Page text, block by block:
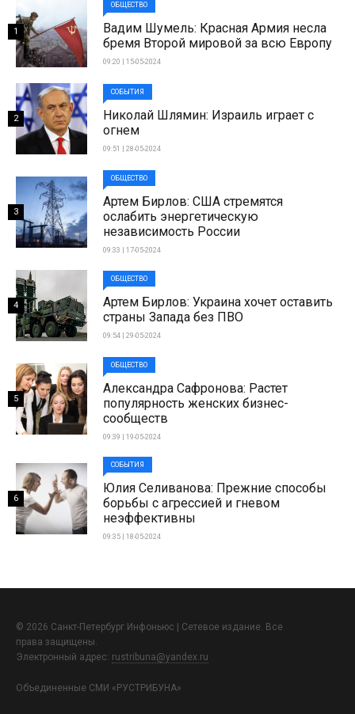
ОБЩЕСТВО
Вадим Шумель: Красная Армия несла
бремя Второй мировой за всю Европу
09:20 | 15-05-2024
1
СОБЫТИЯ
Николай Шлямин: Израиль играет с
огнем
09:51 | 28-05-2024
2
ОБЩЕСТВО
Артем Бирлов: США стремятся
ослабить энергетическую
независимость России
09:33 | 17-05-2024
3
ОБЩЕСТВО
Артем Бирлов: Украина хочет оставить
страны Запада без ПВО
09:54 | 29-05-2024
4
ОБЩЕСТВО
Александра Сафронова: Растет
популярность женских бизнес-
сообществ
09:39 | 19-05-2024
5
СОБЫТИЯ
Юлия Селиванова: Прежние способы
борьбы с агрессией и гневом
неэффективны
09:35 | 18-05-2024
6
© 2026 Санкт-Петербург Инфоньюс | Сетевое издание. Все
права защищены.
Электронный адрес: rustribuna@yandex.ru
Объединенные СМИ «РУСТРИБУНА»